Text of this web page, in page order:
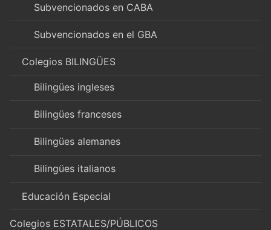
Subvencionados en CABA
Subvencionados en el GBA
Colegios BILINGÜES
Bilingües ingleses
Bilingües franceses
Bilingües alemanes
Bilingües italianos
Educación Especial
Colegios ESTATALES/PÚBLICOS